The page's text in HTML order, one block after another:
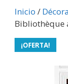
Inicio /
Bibliothèque
¡OFERTA!